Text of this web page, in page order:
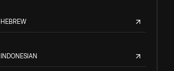
HEBREW
INDONESIAN